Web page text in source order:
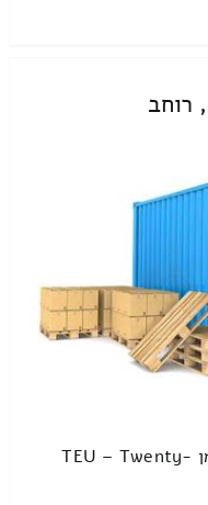
רוחב
נפח של מכולה נמדד ביחידות ששמן TEU – Twenty-